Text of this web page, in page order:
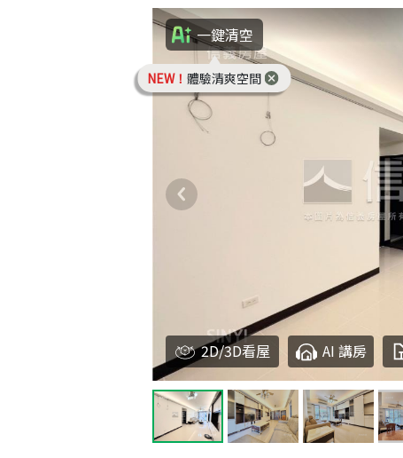
一鍵清空
NEW！ 體驗清爽空間
2D/3D看屋 AI 講房